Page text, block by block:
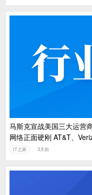
马斯克宣战美国三大运营
网络正面硬刚 AT&T、
IT之家 3天前